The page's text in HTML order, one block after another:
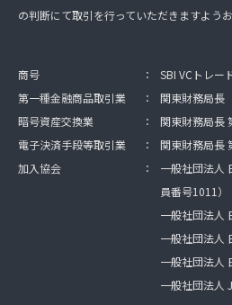
の判断にて取引を行っていただきますようお
商号 ：
SBI VCトレー
第一種金融商品取引業
：
関東財務局長
暗号資産交換業
：
関東財務局長
電子決済手段等取引業
：
関東財務局長
加入協会
：
一般社団法人
員番号1011）
一般社団法人
一般社団法人
一般社団法人
一般社団法人